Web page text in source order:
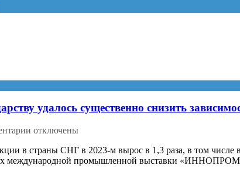
удалось существенно снизить
к
В
2023
отключены
в страны СНГ в 2023-м вырос в 1,3 раза, в том
международной промышленной выставки